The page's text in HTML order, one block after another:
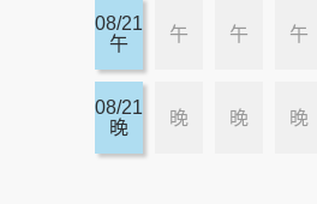
08/21
午
午 午 午
08/21
晚
晚 晚 晚